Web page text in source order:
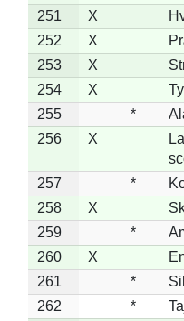
251
X
252
X
253
X
254
X
255
*
256
X
257
*
258
X
259
*
260
X
261
*
262
*